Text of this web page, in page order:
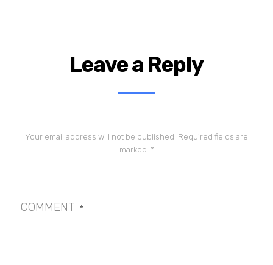
Leave a Reply
Your email address will not be published. Required fields are
marked *
COMMENT *